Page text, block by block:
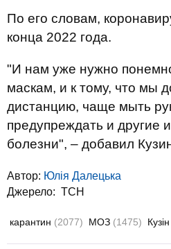
По его словам,
конца 2022 года.
"И нам уже нужно
маскам, и к тому, что мы
дистанцию, чаще мыть
предупреждать и другие
болезни", – добавил
Автор: Юлiя Далецька
Джерело: ТСН
карантин (2077) МОЗ (1475)